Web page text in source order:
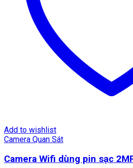
Add to wishlist
Camera Quan Sát
Camera Wifi dùng pin sạc